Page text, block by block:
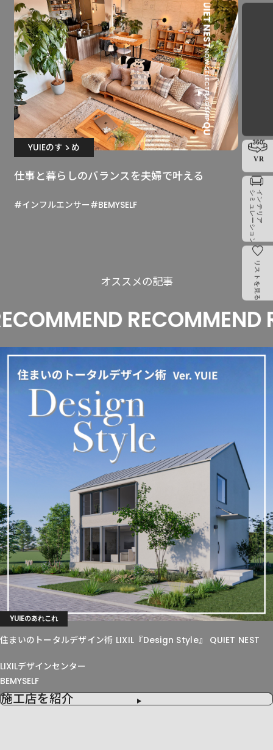
YUIEのすゝめ
仕事と暮らしのバランスを夫婦で叶える
#インフルエンサー#BEMYSELF
オススメの記事
RECOMMEND
YUIEのあれこれ
住まいのトータルデザイン術 LIXIL『Design Style』 QUIET NEST
LIXILデザインセンター
BEMYSELF
施工店を紹介
QUIET NEST
NOW SELECT
FLAGSHIP
QUIET NEST